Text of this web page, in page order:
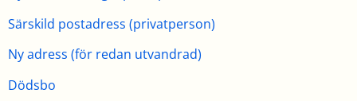
Särskild postadress (privatperson)
Ny adress (för redan utvandrad)
Dödsbo